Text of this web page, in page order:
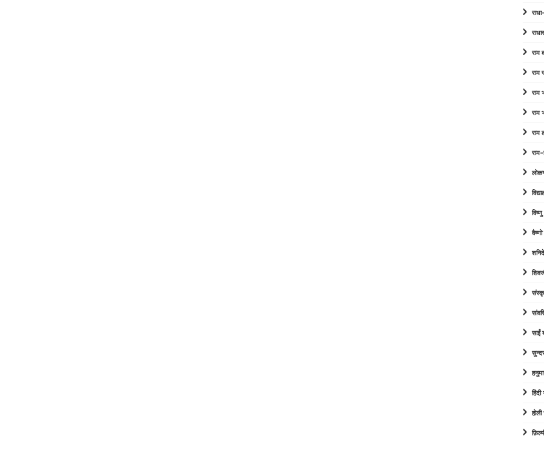
राम
राम
राम
राम
राम
साईं